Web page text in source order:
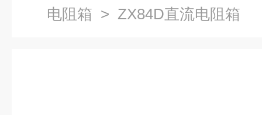
电阻箱 > ZX84D直流电阻箱